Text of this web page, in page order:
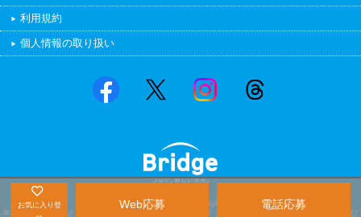
お気に入り登
Web応募 電話応募
利用規約
個人情報の取り扱い
Copyright © Bridge, Inc. All Right reserved.
本サイト上に掲載されている「入寮.com（ニュウリョウドットコム）」の商品名、サービス名及び